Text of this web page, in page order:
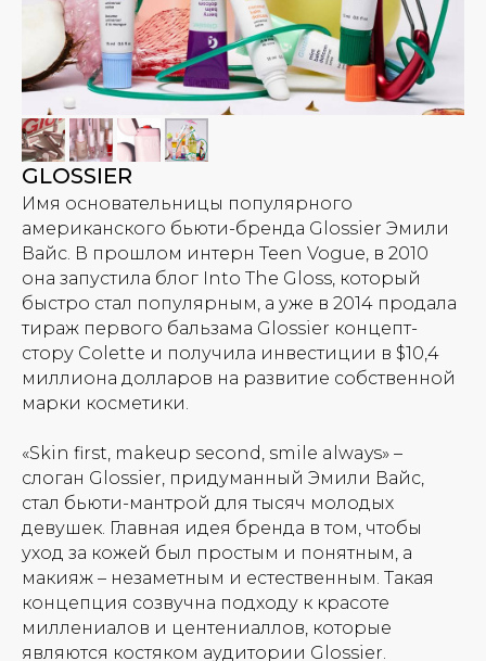
GLOSSIER
Имя основательницы популярного
американского бьюти-бренда Glossier Эмили
Вайс. В прошлом интерн Teen Vogue, в 2010
она запустила блог Into The Gloss, который
быстро стал популярным, а уже в 2014 продала
тираж первого бальзама Glossier концепт-
стору Colette и получила инвестиции в $10,4
миллиона долларов на развитие собственной
марки косметики.
«Skin first, makeup second, smile always» –
слоган Glossier, придуманный Эмили Вайс,
стал бьюти-мантрой для тысяч молодых
девушек. Главная идея бренда в том, чтобы
уход за кожей был простым и понятным, а
макияж – незаметным и естественным. Такая
концепция созвучна подходу к красоте
миллениалов и центениаллов, которые
являются костяком аудитории Glossier.
Все товары Для губ